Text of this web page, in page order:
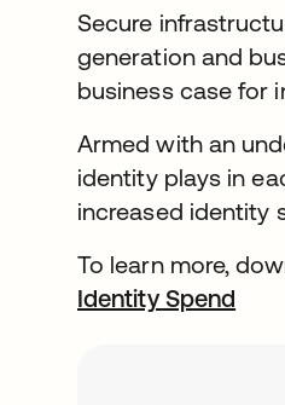
Secure
generation and
business case for
Armed with an
identity plays in
increased identity
To learn more,
Identity Spend